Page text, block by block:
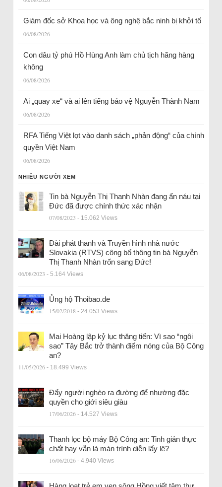
Giám đốc sở Khoa học và ông nghệ bắc ninh bị khởi tố
06/08/2026
Con dâu tỷ phú Hồ Hùng Anh làm chủ tịch hãng hàng
không
06/08/2026
Ai „quay xe“ và ai lên tiếng bảo vệ Nguyễn Thành Nam
06/08/2026
RFA Tiếng Việt lọt vào danh sách „phản động“ của chính
quyền Việt Nam
06/08/2026
NHIỀU NGƯỜI XEM
Tin bà Nguyễn Thị Thanh Nhàn đang ẩn náu tại
Đức đã được chính thức xác nhận
07/08/2023 - 15.062 Views
Đài phát thanh và Truyền hình nhà nước
Slovakia (RTVS) công bố thông tin bà Nguyễn
Thị Thanh Nhàn trốn sang Đức!
06/08/2023 - 5.164 Views
Ủng hộ Thoibao.de
15/02/2018 - 24.053 Views
Mai Hoàng lập kỷ lục thăng tiến: Vì sao “ngôi
sao” Tây Bắc trở thành điểm nóng của Bộ Công
an?
11/05/2026 - 18.499 Views
Đẩy người nghèo ra đường để nhường đặc
quyền cho giới siêu giàu
17/06/2026 - 14.527 Views
Thanh lọc bộ máy Bộ Công an: Tinh giản thực
chất hay vẫn là màn trình diễn lấy lệ?
16/06/2026 - 4.940 Views